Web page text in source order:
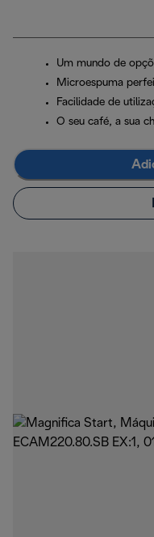
Um mundo de
Microespuma
Facilidade de
O seu café, a sua